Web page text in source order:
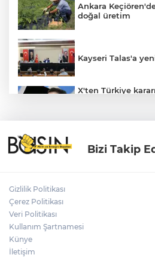
Ankara
doğal üretim
Kayseri Talas'a
X'ten Türkiye
mahkemeye
İzmir Bornova’da
Bizi Takip
Gizlilik Politikası
Çerez Politikası
Veri Politikası
Kullanım Şartnamesi
Künye
İletişim